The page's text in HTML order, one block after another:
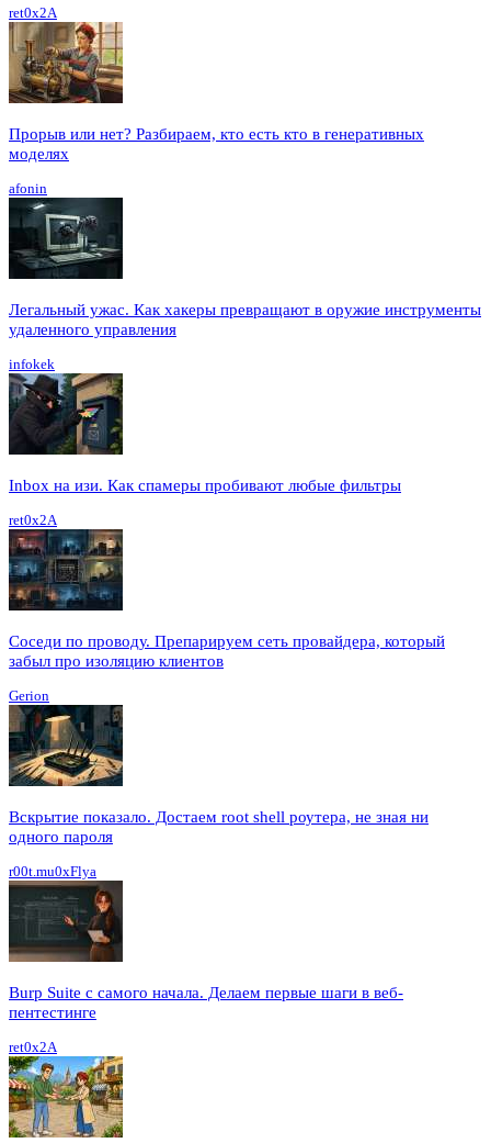
ret0x2A
Прорыв или нет? Разбираем, кто есть кто в генеративных
моделях
afonin
Легальный ужас. Как хакеры превращают в оружие инструменты
удаленного управления
infokek
Inbox на изи. Как спамеры пробивают любые фильтры
ret0x2A
Соседи по проводу. Препарируем сеть провайдера, который
забыл про изоляцию клиентов
Gerion
Вскрытие показало. Достаем root shell роутера, не зная ни
одного пароля
r00t.mu0xFlya
Burp Suite с самого начала. Делаем первые шаги в веб-
пентестинге
ret0x2A